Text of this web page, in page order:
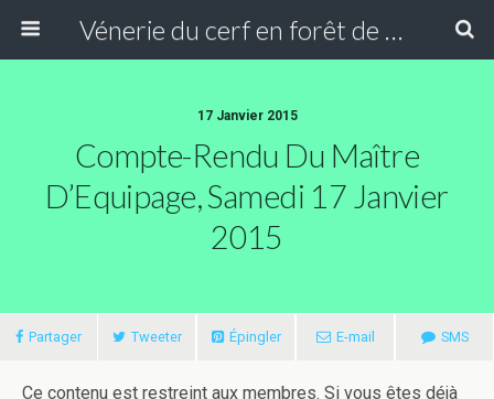
Vénerie du cerf en forêt de Compiègne
17 Janvier 2015
Compte-Rendu Du Maître
D’Equipage, Samedi 17 Janvier
2015
Partager Tweeter Épingler E-mail SMS
Ce contenu est restreint aux membres. Si vous êtes déjà